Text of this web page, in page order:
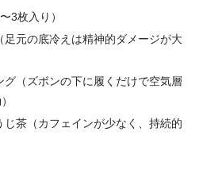
3枚入り）
足元の底冷えは精神的ダメージが大
グ（ズボンの下に履くだけで空気層
じ茶（カフェインが少なく、持続的